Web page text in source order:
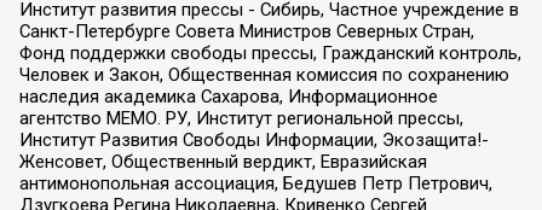
Институт развития прессы - Сибирь, Частное учреждение в
Санкт-Петербурге Совета Министров Северных Стран,
Фонд поддержки свободы прессы, Гражданский контроль,
Человек и Закон, Общественная комиссия по сохранению
наследия академика Сахарова, Информационное
агентство МЕМО. РУ, Институт региональной прессы,
Институт Развития Свободы Информации, Экозащита!-
Женсовет, Общественный вердикт, Евразийская
антимонопольная ассоциация, Бедушев Петр Петрович,
Дзугкоева Регина Николаевна, Кривенко Сергей